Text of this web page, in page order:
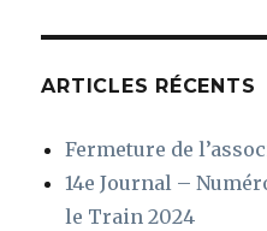
ARTICLES RÉCENTS
Fermeture de
14e Journal –
le Train 2024